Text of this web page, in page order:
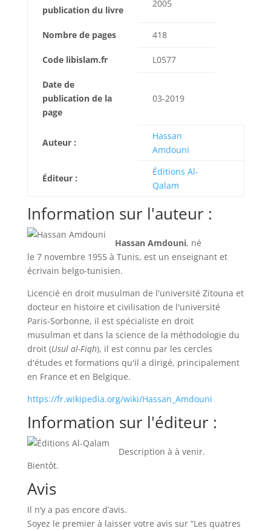
publication du livre
2005
Nombre de pages 418
Code libislam.fr L0577
Date de
publication de la
page
03-2019
Auteur :
Hassan
Amdouni
Éditeur :
Éditions Al-
Qalam
Information sur l'auteur :
Hassan Amdouni, né
le 7 novembre 1955à Tunis, est un enseignant et
écrivain belgo-tunisien.
Licencié en droit musulman de l'université Zitouna et
docteur en histoire et civilisation de l'université
Paris-Sorbonne, il est spécialiste en droit
musulman et dans la science de la méthodologie du
droit (Usul al-Fiqh), il est connu par les cercles
d'études et formations qu'il a dirigé, principalement
en France et en Belgique.
https://fr.wikipedia.org/wiki/Hassan_Amdouni
Information sur l'éditeur :
Description à à venir.
Bientôt.
Avis
Il n’y a pas encore d’avis.
Soyez le premier à laisser votre avis sur “Les quatres